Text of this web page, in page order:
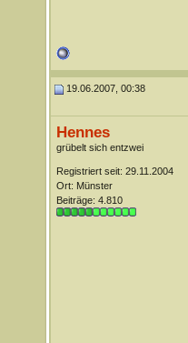
19.06.2007, 00:38
Hennes
grübelt sich entzwei
Registriert seit: 29.11.2004
Ort: Münster
Beiträge: 4.810